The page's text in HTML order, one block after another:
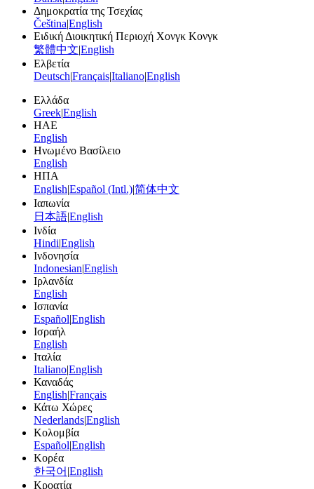
Δημοκρατία της Τσεχίας
Čeština|English
Ειδική Διοικητική Περιοχή Χονγκ Κονγκ
繁體中文|English
Ελβετία
Deutsch|Français|Italiano|English
Ελλάδα
Greek|English
ΗΑΕ
English
Ηνωμένο Βασίλειο
English
ΗΠΑ
English|Español (Intl.)|简体中文
Ιαπωνία
日本語|English
Ινδία
Hindi|English
Ινδονησία
Indonesian|English
Ιρλανδία
English
Ισπανία
Español|English
Ισραήλ
English
Ιταλία
Italiano|English
Καναδάς
English|Français
Κάτω Χώρες
Nederlands|English
Κολομβία
Español|English
Κορέα
한국어 |English
Κροατία